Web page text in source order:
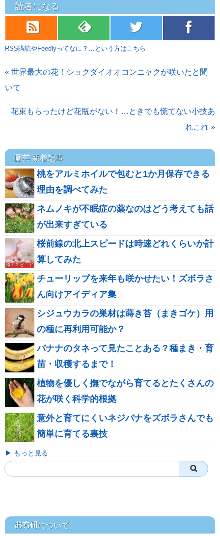
読者になる
rss feedly twitter facebook
RSS購読やFeedlyってなに？…という方はこちら
« 世界最大の花！ショクダイオオコンニャクが咲いたと聞
いて
花束もらったけど花瓶がない！…ときでも慌てない小技あ
れこれ »
園芸 新着記事
桃をアルミホイルで包むと1か月保存できる
理由を調べてみた
ネムノキが不眠症の薬なのはどう考えても話
が出来すぎている
桜前線の北上スピードは時速どれくらいか計
算してみた
チューリップを来年も咲かせたい！ズボラさ
ん向けアイディア集
シジュウカラの巣材は蒔き苔（まきゴケ）用
の種に再利用可能か？
バナナのタネって見たことある？種まき・育
苗・収穫するまで！
植物を優しく撫でながら育てるとたくさんの
花が咲く科学的根拠
意外と育てにくいネジバナをズボラさんでも
簡単に育てる裏技
▶ もっと見る
おち研について